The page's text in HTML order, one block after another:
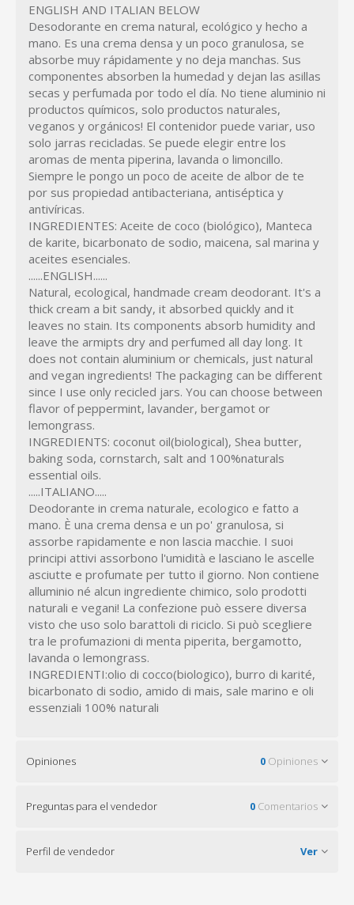
ENGLISH AND ITALIAN BELOW
Desodorante en crema natural, ecológico y hecho a
mano. Es una crema densa y un poco granulosa, se
absorbe muy rápidamente y no deja manchas. Sus
componentes absorben la humedad y dejan las asillas
secas y perfumada por todo el día. No tiene aluminio ni
productos químicos, solo productos naturales,
veganos y orgánicos! El contenidor puede variar, uso
solo jarras recicladas. Se puede elegir entre los
aromas de menta piperina, lavanda o limoncillo.
Siempre le pongo un poco de aceite de albor de te
por sus propiedad antibacteriana, antiséptica y
antivíricas.
INGREDIENTES: Aceite de coco (biológico), Manteca
de karite, bicarbonato de sodio, maicena, sal marina y
aceites esenciales.
......ENGLISH......
Natural, ecological, handmade cream deodorant. It's a
thick cream a bit sandy, it absorbed quickly and it
leaves no stain. Its components absorb humidity and
leave the armipts dry and perfumed all day long. It
does not contain aluminium or chemicals, just natural
and vegan ingredients! The packaging can be different
since I use only recicled jars. You can choose between
flavor of peppermint, lavander, bergamot or
lemongrass.
INGREDIENTS: coconut oil(biological), Shea butter,
baking soda, cornstarch, salt and 100%naturals
essential oils.
.....ITALIANO.....
Deodorante in crema naturale, ecologico e fatto a
mano. È una crema densa e un po' granulosa, si
assorbe rapidamente e non lascia macchie. I suoi
principi attivi assorbono l'umidità e lasciano le ascelle
asciutte e profumate per tutto il giorno. Non contiene
alluminio né alcun ingrediente chimico, solo prodotti
naturali e vegani! La confezione può essere diversa
visto che uso solo barattoli di riciclo. Si può scegliere
tra le profumazioni di menta piperita, bergamotto,
lavanda o lemongrass.
INGREDIENTI:olio di cocco(biologico), burro di karité,
bicarbonato di sodio, amido di mais, sale marino e oli
essenziali 100% naturali
Opiniones 0 Opiniones
Preguntas para el vendedor 0 Comentarios
Perfil de vendedor Ver